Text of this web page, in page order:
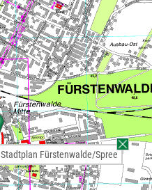
Stadtplan Fürstenwalde/Spree